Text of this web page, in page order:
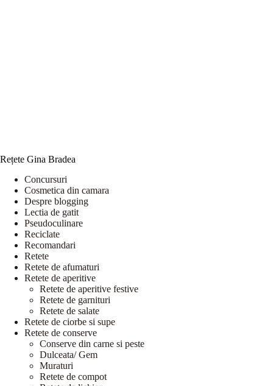
Rețete Gina Bradea
Concursuri
Cosmetica din camara
Despre blogging
Lectia de gatit
Pseudoculinare
Reciclate
Recomandari
Retete
Retete de afumaturi
Retete de aperitive
Retete de aperitive festive
Retete de garnituri
Retete de salate
Retete de ciorbe si supe
Retete de conserve
Conserve din carne si peste
Dulceata/ Gem
Muraturi
Retete de compot